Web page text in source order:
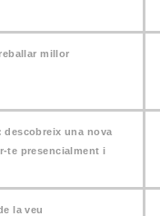
millor
una nova
te presencialment i
la veu